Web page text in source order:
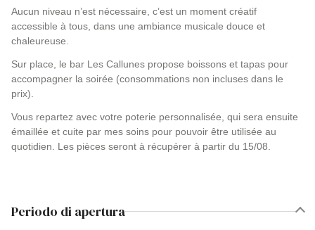
Aucun niveau n’est nécessaire, c’est un moment créatif
accessible à tous, dans une ambiance musicale douce et
chaleureuse.
Sur place, le bar Les Callunes propose boissons et tapas pour
accompagner la soirée (consommations non incluses dans le
prix).
Vous repartez avec votre poterie personnalisée, qui sera ensuite
émaillée et cuite par mes soins pour pouvoir être utilisée au
quotidien. Les pièces seront à récupérer à partir du 15/08.
Periodo di apertura